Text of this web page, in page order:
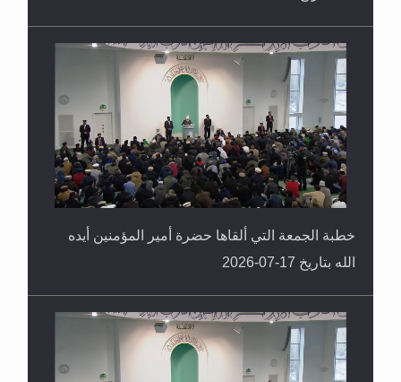
خطبة الجمعة التي ألقاها حضرة أمير المؤمنين أيده
الله بتاريخ 17-07-2026